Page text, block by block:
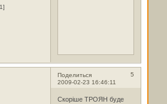
Поделиться
5
2009-02-23 16:46:11
Скоріше ТРОЯН буде